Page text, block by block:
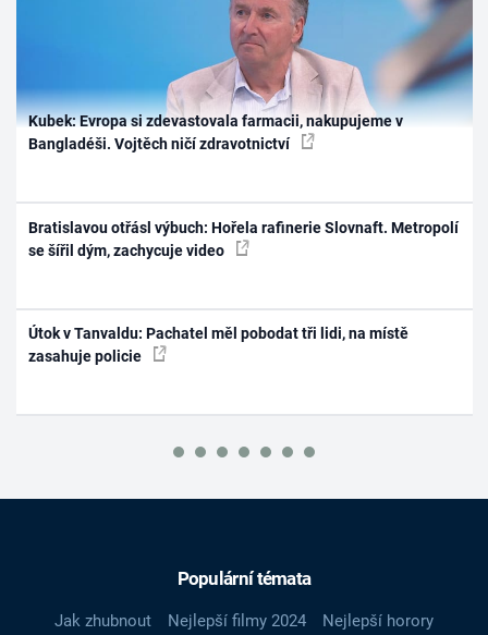
Kubek: Evropa si zdevastovala farmacii, nakupujeme v
Bangladéši. Vojtěch ničí zdravotnictví
Bratislavou otřásl výbuch: Hořela rafinerie Slovnaft. Metropolí
se šířil dým, zachycuje video
Útok v Tanvaldu: Pachatel měl pobodat tři lidi, na místě
zasahuje policie
Populární témata
Jak zhubnout Nejlepší filmy 2024
Nejlepší horory